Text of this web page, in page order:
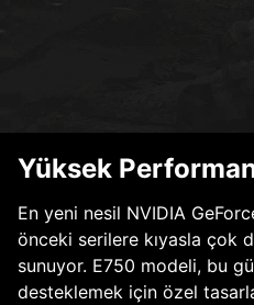
Yüksek
En yeni nesil NVIDIA
önceki serilere kıyasla çok
sunuyor. E750 modeli, bu
desteklemek için özel